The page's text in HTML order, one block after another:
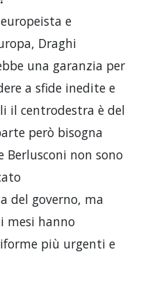
e
Draghi
una garanzia per
a sfide inedite e
il centrodestra è del
però bisogna
Berlusconi non sono
del governo, ma
mesi hanno
più urgenti e